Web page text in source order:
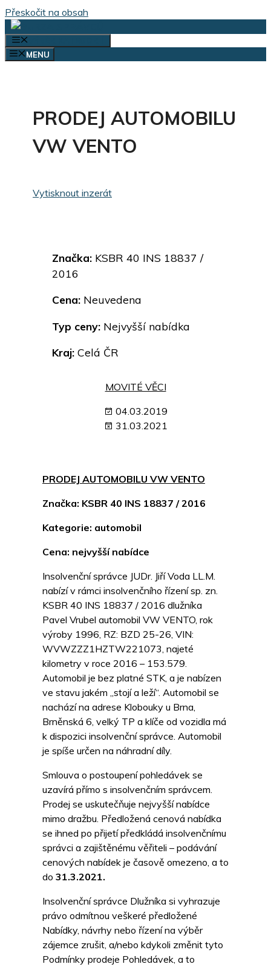
Přeskočit na obsah
MENU
PRODEJ AUTOMOBILU
VW VENTO
Vytisknout inzerát
Značka: KSBR 40 INS 18837 /
2016
Cena: Neuvedena
Typ ceny: Nejvyšší nabídka
Kraj: Celá ČR
MOVITÉ VĚCI
04.03.2019
31.03.2021
PRODEJ AUTOMOBILU VW VENTO
Značka: KSBR 40 INS 18837 / 2016
Kategorie: automobil
Cena: nejvyšší nabídce
Insolvenční správce JUDr. Jiří Voda LL.M.
nabízí v rámci insolvenčního řízení sp. zn.
KSBR 40 INS 18837 / 2016 dlužníka
Pavel Vrubel automobil VW VENTO, rok
výroby 1996, RZ: BZD 25-26, VIN:
WVWZZZ1HZTW221073, najeté
kilometry v roce 2016 – 153.579.
Automobil je bez platné STK, a je nabízen
ve stavu jakém „stojí a leží“. Automobil se
nachází na adrese Klobouky u Brna,
Brněnská 6, velký TP a klíče od vozidla má
k dispozici insolvenční správce. Automobil
je spíše určen na náhradní díly.
Smlouva o postoupení pohledávek se
uzavírá přímo s insolvenčním správcem.
Prodej se uskutečňuje nejvyšší nabídce
mimo dražbu. Předložená cenová nabídka
se ihned po přijetí předkládá insolvenčnímu
správci a zajištěnému věřiteli – podávání
cenových nabídek je časově omezeno, a to
do 31.3.2021.
Insolvenční správce Dlužníka si vyhrazuje
právo odmítnou veškeré předložené
Nabídky, návrhy nebo řízení na výběr
zájemce zrušit, a/nebo kdykoli změnit tyto
Podmínky prodeje Pohledávek, a to